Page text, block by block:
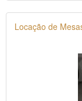
Locação de